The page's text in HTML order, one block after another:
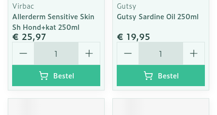
Virbac
Allerderm Sensitive Skin
Sh Hond+kat 250ml
€ 25,97
Aantal
Bestel
Gutsy
Gutsy Sardine Oil 250ml
€ 19,95
Aantal
Bestel